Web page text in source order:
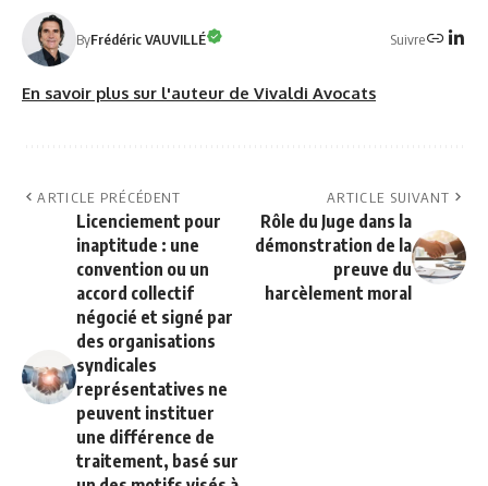
ByFrédéric VAUVILLÉ Suivre
En savoir plus sur l'auteur de Vivaldi Avocats
ARTICLE PRÉCÉDENT
Licenciement pour
inaptitude : une
convention ou un
accord collectif
négocié et signé par
des organisations
syndicales
représentatives ne
peuvent instituer
une différence de
traitement, basé sur
ARTICLE SUIVANT
Rôle du Juge dans la
démonstration de la
preuve du
harcèlement moral